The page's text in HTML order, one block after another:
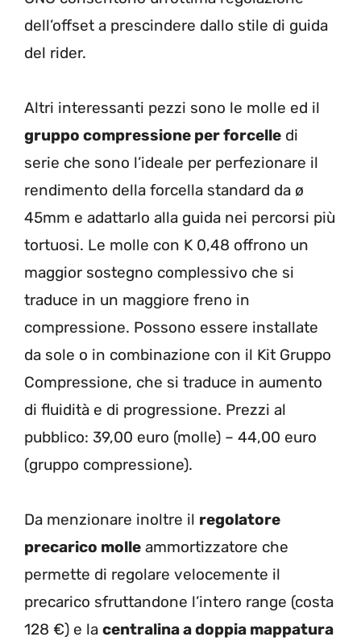
dell’offset a prescindere dallo stile di guida
del rider.
Altri interessanti pezzi sono le molle ed il
gruppo compressione per forcelle di
serie che sono l’ideale per perfezionare il
rendimento della forcella standard da ø
45mm e adattarlo alla guida nei percorsi più
tortuosi. Le molle con K 0,48 offrono un
maggior sostegno complessivo che si
traduce in un maggiore freno in
compressione. Possono essere installate
da sole o in combinazione con il Kit Gruppo
Compressione, che si traduce in aumento
di fluidità e di progressione. Prezzi al
pubblico: 39,00 euro (molle) – 44,00 euro
(gruppo compressione).
Da menzionare inoltre il regolatore
precarico molle ammortizzatore che
permette di regolare velocemente il
precarico sfruttandone l’intero range (costa
128 €) e la centralina a doppia mappatura